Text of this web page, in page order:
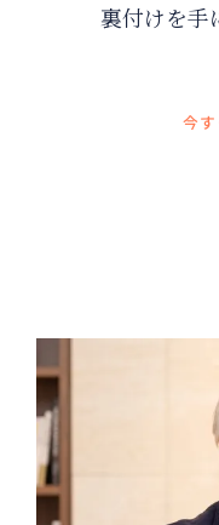
裏付けを手
今